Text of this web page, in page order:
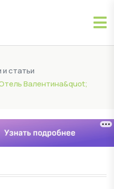
статьи
Валентина&quot;